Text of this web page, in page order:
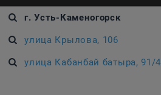
г. Усть-Каменогорск
улица Крылова, 106
улица Кабанбай батыра, 91/4